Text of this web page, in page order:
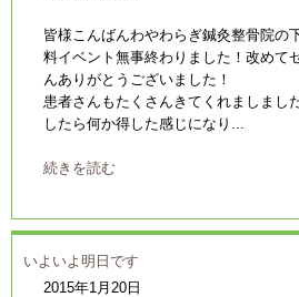
皆様こんばんわやわらぎ鍼灸整骨院の
料イベント無事終わりました！改めて
んありがとうございました！
患者さんもたくさんきてくれましまし
したら何か得した感じになり...
続きを読む
いよいよ明日です
2015年1月20日